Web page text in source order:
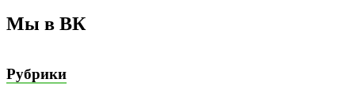
Мы в ВК
Рубрики